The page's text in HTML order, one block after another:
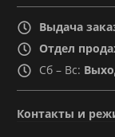
Выдача
Отдел
Сб – Вс:
Контакты и